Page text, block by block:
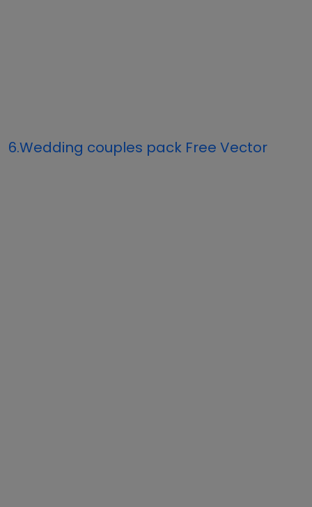
6.Wedding couples pack Free Vector